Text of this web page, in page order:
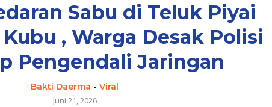
Sabu di Teluk Piyai
, Warga Desak Polisi
Pengendali Jaringan
Bakti Daerma -Viral
Juni 21, 2026